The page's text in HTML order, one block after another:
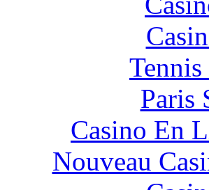
Paris
Casino En
Nouveau